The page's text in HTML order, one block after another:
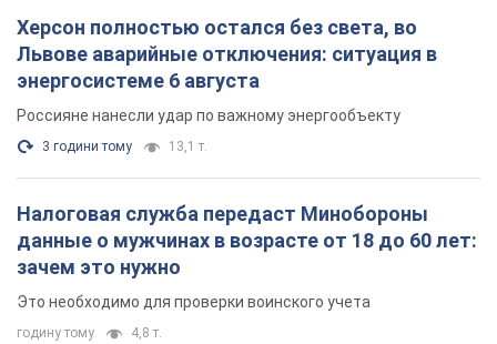
Херсон полностью остался без света, во
Львове аварийные отключения: ситуация в
энергосистеме 6 августа
Россияне нанесли удар по важному энергообъекту
3 години тому 13,1 т.
Налоговая служба передаст Минобороны
данные о мужчинах в возрасте от 18 до 60 лет:
зачем это нужно
Это необходимо для проверки воинского учета
годину тому 4,8 т.